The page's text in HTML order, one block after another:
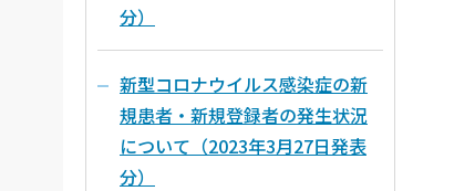
分）
新型コロナウイルス感染症の新
規患者・新規登録者の発生状況
について（2023年3月27日発表
分）